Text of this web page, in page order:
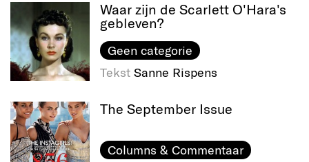
Waar zijn de Scarlett O'Hara's
gebleven?
Geen categorie
Tekst Sanne Rispens
The September Issue
Columns & Commentaar